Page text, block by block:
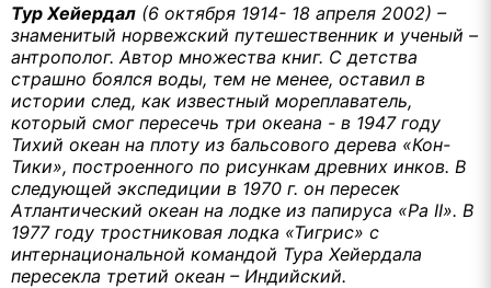
Тур Хейердал (6 октября 1914- 18 апреля 2002) –
знаменитый норвежский путешественник и ученый –
антрополог. Автор множества книг. С детства
страшно боялся воды, тем не менее, оставил в
истории след, как известный мореплаватель,
который смог пересечь три океана - в 1947 году
Тихий океан на плоту из бальсового дерева «Кон-
Тики», построенного по рисункам древних инков. В
следующей экспедиции в 1970 г. он пересек
Атлантический океан на лодке из папируса «Ра II». В
1977 году тростниковая лодка «Тигрис» с
интернациональной командой Тура Хейердала
пересекла третий океан – Индийский.